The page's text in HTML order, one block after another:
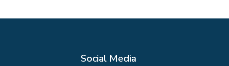
Social Media